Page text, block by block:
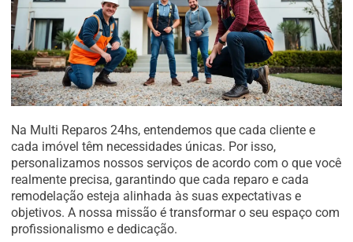
Na Multi Reparos 24hs, entendemos que cada cliente e
cada imóvel têm necessidades únicas. Por isso,
personalizamos nossos serviços de acordo com o que você
realmente precisa, garantindo que cada reparo e cada
remodelação esteja alinhada às suas expectativas e
objetivos. A nossa missão é transformar o seu espaço com
profissionalismo e dedicação.